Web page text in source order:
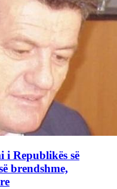
i Republikës së
brendshme,